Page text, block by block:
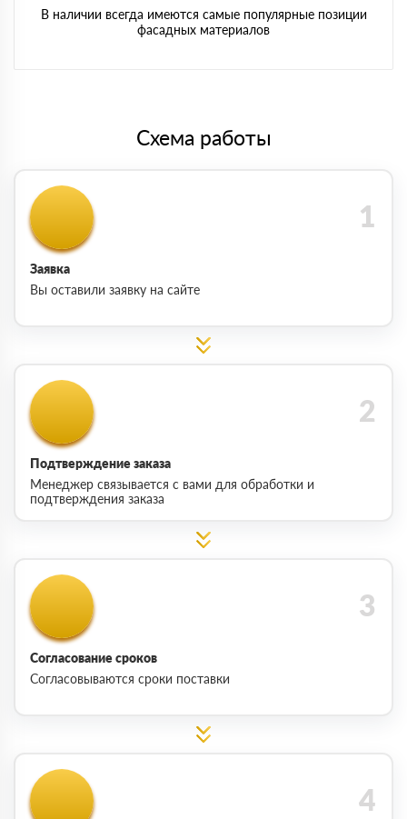
В наличии всегда имеются самые популярные позиции
фасадных материалов
Схема работы
Заявка
Вы оставили заявку на сайте
Подтверждение заказа
Менеджер связывается с вами для обработки и
подтверждения заказа
Согласование сроков
Согласовываются сроки поставки